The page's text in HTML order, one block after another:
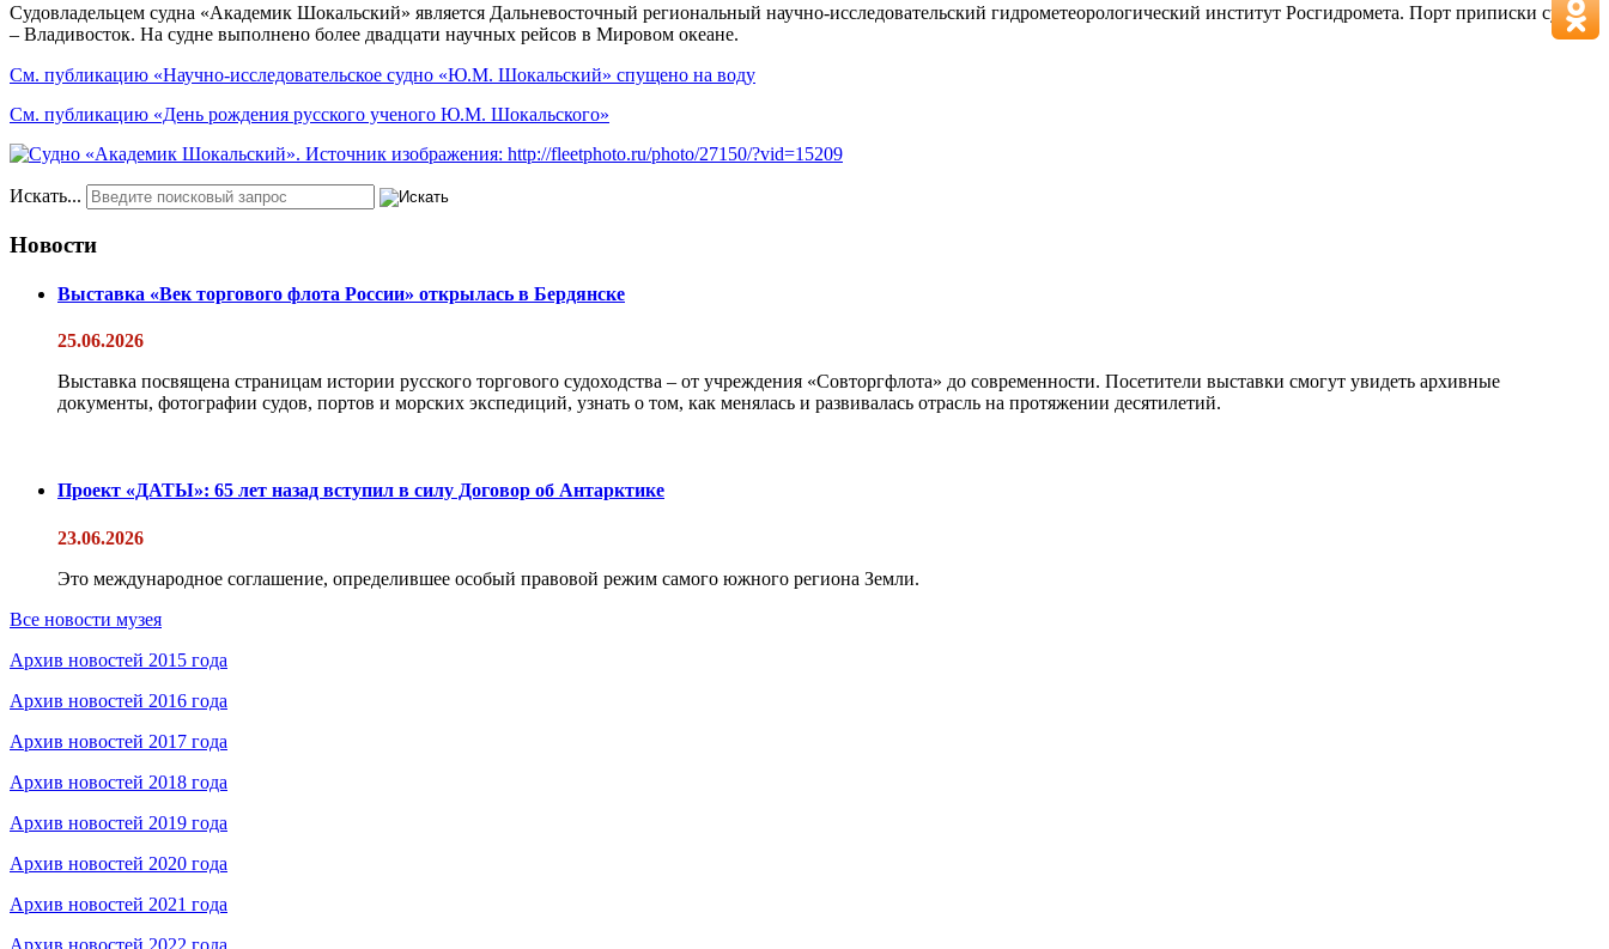
Судовладельцем судна «Академик Шокальский» является Дальневосточный региональный научно-исследовательский гидрометеорологический институт Росгидромета. Порт приписки судна
– Владивосток. На судне выполнено более двадцати научных рейсов в Мировом океане.
См. публикацию «Научно-исследовательское судно «Ю.М. Шокальский» спущено на воду
См. публикацию «День рождения русского ученого Ю.М. Шокальского»
Искать...
Новости
Выставка «Век торгового флота России» открылась в Бердянске
25.06.2026
Выставка посвящена страницам истории русского торгового судоходства – от учреждения «Совторгфлота» до современности. Посетители выставки смогут увидеть архивные
документы, фотографии судов, портов и морских экспедиций, узнать о том, как менялась и развивалась отрасль на протяжении десятилетий.
Проект «ДАТЫ»: 65 лет назад вступил в силу Договор об Антарктике
23.06.2026
Это международное соглашение, определившее особый правовой режим самого южного региона Земли.
Все новости музея
Архив новостей 2015 года
Архив новостей 2016 года
Архив новостей 2017 года
Архив новостей 2018 года
Архив новостей 2019 года
Архив новостей 2020 года
Архив новостей 2021 года
Архив новостей 2022 года